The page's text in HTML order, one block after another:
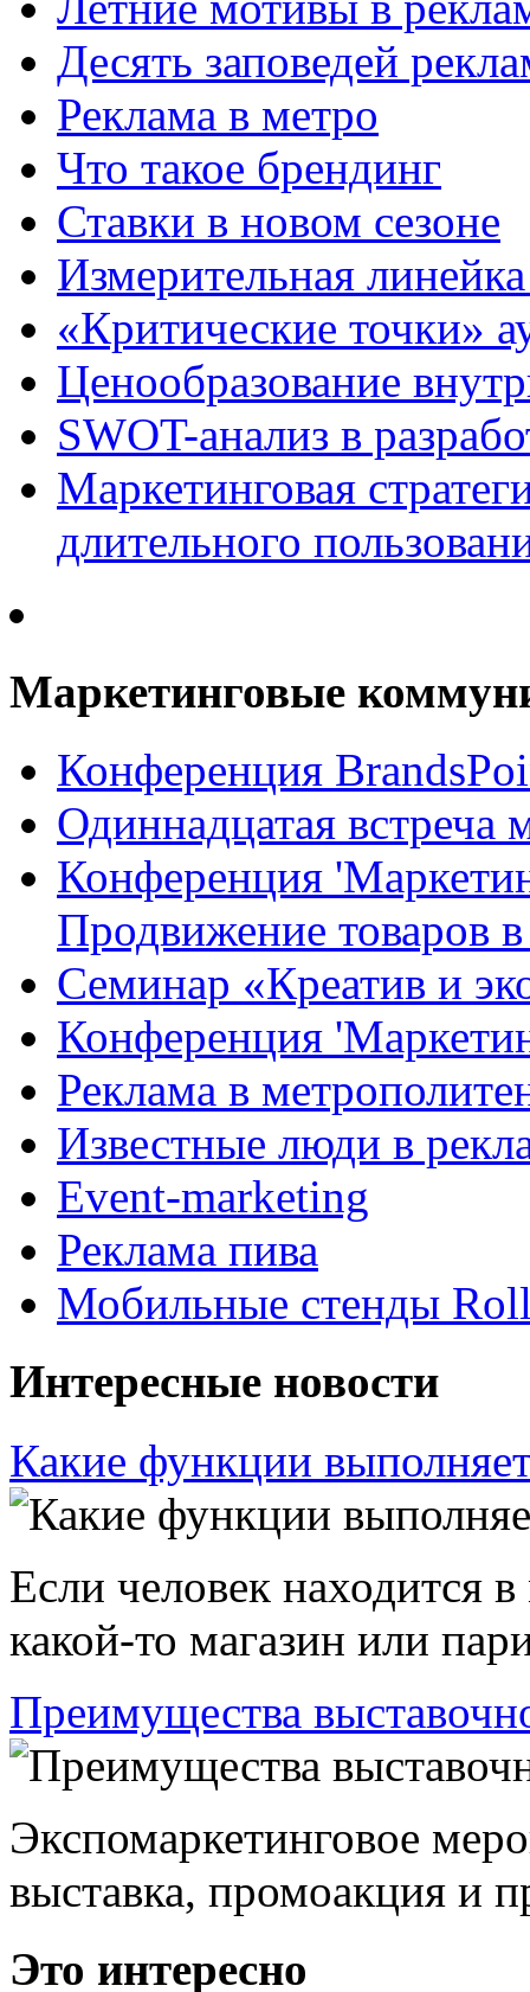
Десять заповедей
Реклама в метро
Что такое брендинг
Ставки в новом сезоне
Измерительная
«Критические точки»
Ценообразование
SWOT-анализ в
Маркетинговая
длительного
Маркетинговые
Конференция
Одиннадцатая
Конференция
Продвижение товаров
Семинар «Креатив и
Конференция
Реклама в
Известные люди в
Event-marketing
Реклама пива
Мобильные стенды
Интересные новости
Какие функции
Если человек находится
какой-то магазин или
Преимущества
Экспомаркетинговое
выставка, промоакция и
Это интересно